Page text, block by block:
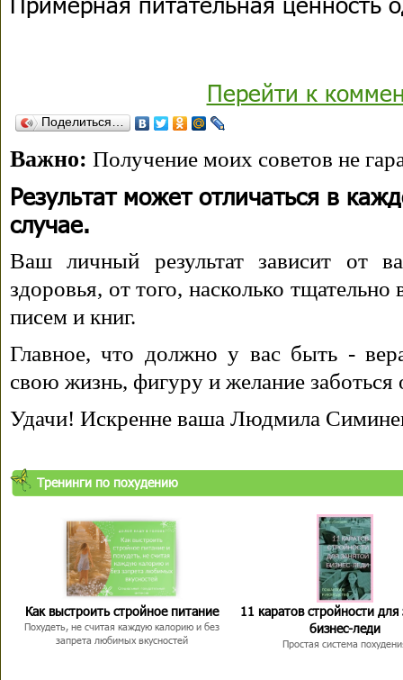
Перейти к
Поделиться…
Важно: Получение моих советов не
Результат может отличаться в
случае.
Ваш личный результат зависит от
здоровья, от того, насколько
писем и книг.
Главное, что должно у вас быть -
свою жизнь, фигуру и желание заботься
Удачи! Искренне ваша Людмила
Тренинги по похудению
Как выстроить стройное питание
Похудеть, не считая каждую калорию и без
запрета любимых вкусностей
11 каратов стройности для
бизнес-леди
Простая система